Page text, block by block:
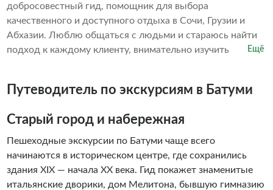
добросовестный гид, помощник для выбора
качественного и доступного отдыха в Сочи, Грузии и
Абхазии. Люблю общаться с людьми и стараюсь найти
подход к каждому клиенту, внимательно изучить
впечатления.
Ещё
Путеводитель по экскурсиям в Батуми
Старый город и набережная
Пешеходные экскурсии по Батуми чаще всего
начинаются в историческом центре, где сохранились
здания XIX — начала XX века. Гид покажет знаменитые
итальянские дворики, дом Мелитона, бывшую гимназию